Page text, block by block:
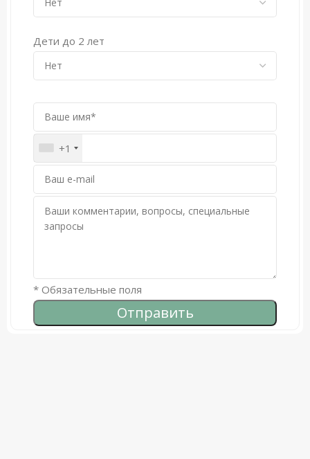
Сервис на вилле через день, а по заказу:
Дети до 2 лет
+1
* Обязательные поля